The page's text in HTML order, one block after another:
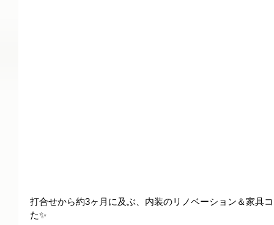
打合せから約3ヶ月に及ぶ、内装のリノベーション＆家具
た✨